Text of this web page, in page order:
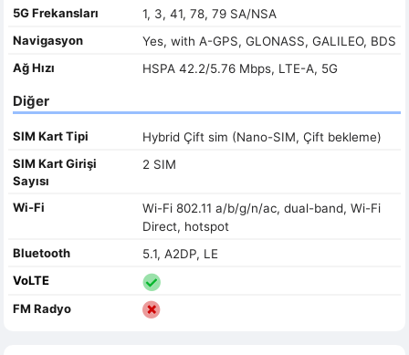
5G Frekansları
1, 3, 41, 78, 79 SA/NSA
Navigasyon
Yes, with A-GPS, GLONASS, GALILEO, BDS
Ağ Hızı
HSPA 42.2/5.76 Mbps, LTE-A, 5G
Diğer
SIM Kart Tipi
Hybrid Çift sim (Nano-SIM, Çift bekleme)
SIM Kart Girişi
Sayısı
2 SIM
Wi-Fi
Wi-Fi 802.11 a/b/g/n/ac, dual-band, Wi-Fi
Direct, hotspot
Bluetooth
5.1, A2DP, LE
VoLTE
FM Radyo